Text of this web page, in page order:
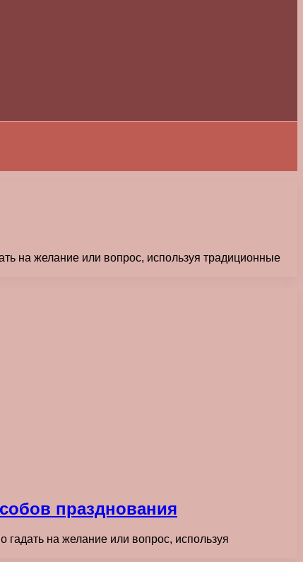
на желание или вопрос, используя традиционные
празднования
на желание или вопрос, используя